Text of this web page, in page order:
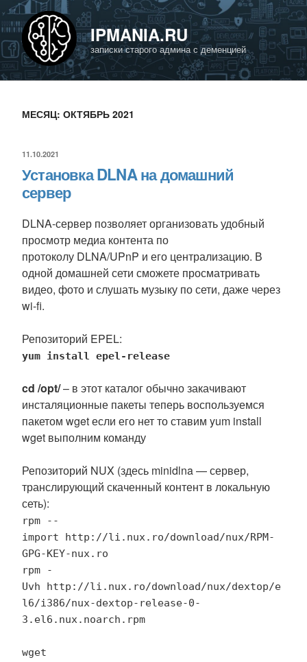
Перейти
к
содержимому
IPMANIA.RU
записки старого админа с деменцией
МЕСЯЦ: ОКТЯБРЬ 2021
ОПУБЛИКОВАНО
11.10.2021
Установка DLNA на домашний
сервер
DLNA-сервер позволяет организовать удобный
просмотр медиа контента по
протоколу DLNA/UPnP и его централизацию. В
одной домашней сети сможете просматривать
видео, фото и слушать музыку по сети, даже через
wi-fi.
Репозиторий EPEL:
yum install epel-release
cd /opt/– в этот каталог обычно закачивают
инсталяционные пакеты теперь воспользуемся
пакетом wget если его нет то ставим yum install
wget выполним команду
Репозиторий NUX (здесь minidlna — сервер,
транслирующий скаченный контент в локальную
сеть):
rpm --
import http://li.nux.ro/download/nux/RPM-
GPG-KEY-nux.ro
rpm -
Uvh http://li.nux.ro/download/nux/dextop/e
l6/i386/nux-dextop-release-0-
3.el6.nux.noarch.rpm
wget